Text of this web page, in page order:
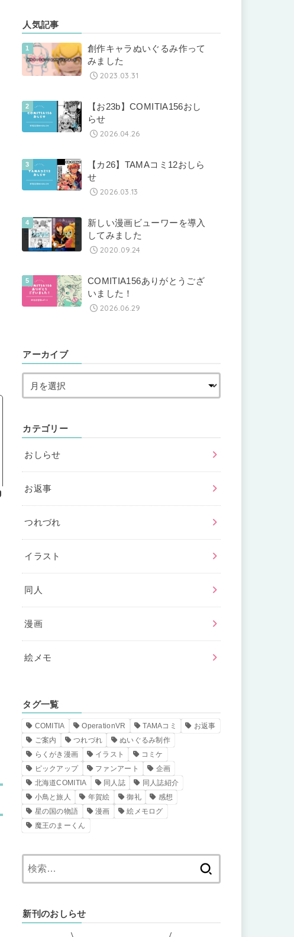
人気記事
創作キャラぬいぐるみ作って
みました
2023.03.31
【お23b】COMITIA156おし
らせ
2026.04.26
【カ26】TAMAコミ12おしら
せ
2026.03.13
新しい漫画ビューワーを導入
してみました
2020.09.24
COMITIA156ありがとうござ
いました！
2026.06.29
アーカイブ
カテゴリー
おしらせ
お返事
つれづれ
イラスト
同人
漫画
絵メモ
タグ一覧
COMITIA OperationVR TAMAコミ
お返事
ご案内
つれづれ
ぬいぐるみ制作
らくがき漫画
イラスト
コミケ
ピックアップ
ファンアート
企画
北海道COMITIA
同人誌
同人誌紹介
小鳥と旅人
年賀絵 御礼
感想
星の国の物語
漫画
絵メモログ
魔王のまーくん
新刊のおしらせ